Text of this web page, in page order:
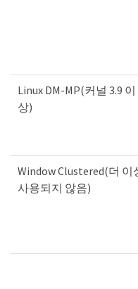
Linux DM-MP(커널 3.9 이
상)
Window Clustered(더 이
사용되지 않음)